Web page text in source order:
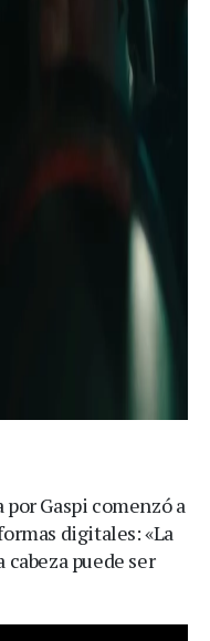
Gaspi comenzó a
digitales: «La
puede ser